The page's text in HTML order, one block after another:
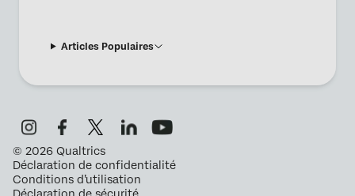
Articles Populaires
© 2026 Qualtrics
Déclaration de confidentialité
Conditions d’utilisation
Déclaration de sécurité